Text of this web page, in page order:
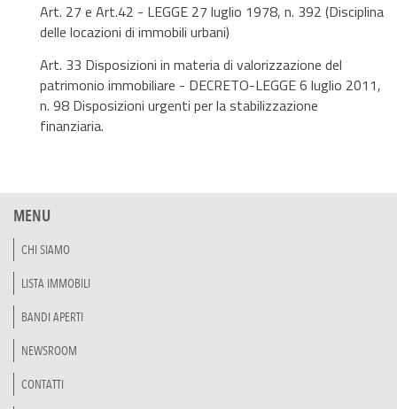
Art. 27 e Art.42 - LEGGE 27 luglio 1978, n. 392 (Disciplina
delle locazioni di immobili urbani)
Art. 33 Disposizioni in materia di valorizzazione del
patrimonio immobiliare - DECRETO-LEGGE 6 luglio 2011,
n. 98 Disposizioni urgenti per la stabilizzazione
finanziaria.
MENU
CHI SIAMO
LISTA IMMOBILI
BANDI APERTI
NEWSROOM
CONTATTI